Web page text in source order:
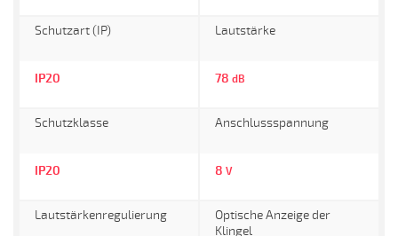
Schutzart (IP)
IP20
Lautstärke
78 dB
Schutzklasse
IP20
Anschlussspannung
8 V
Lautstärkenregulierung
Optische Anzeige der
Klingel